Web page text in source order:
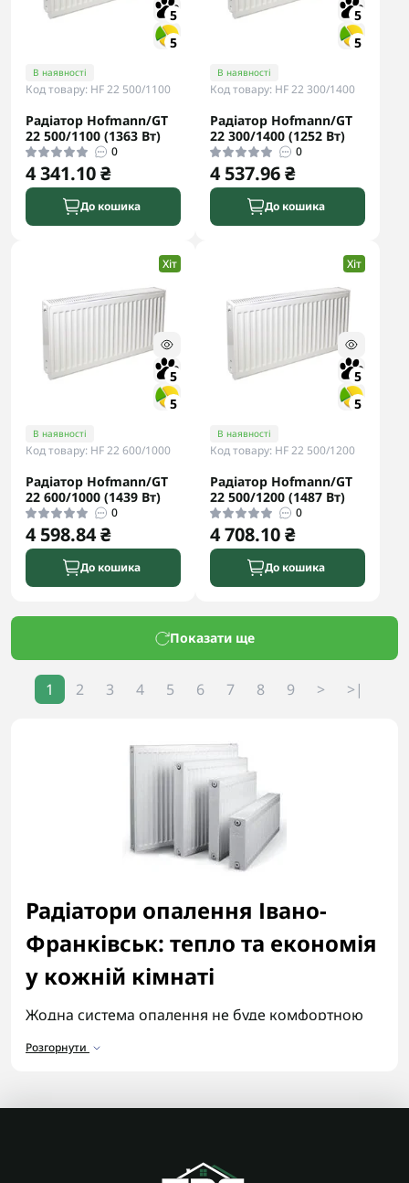
5
5
В наявності
Код товару: HF 22 500/1100
Радіатор Hofmann/GT
22 500/1100 (1363 Вт)
0
4 341.10 ₴
До кошика
5
5
В наявності
Код товару: HF 22 300/1400
Радіатор Hofmann/GT
22 300/1400 (1252 Вт)
0
4 537.96 ₴
До кошика
Хіт
5
5
В наявності
Код товару: HF 22 600/1000
Радіатор Hofmann/GT
22 600/1000 (1439 Вт)
0
4 598.84 ₴
До кошика
Хіт
5
5
В наявності
Код товару: HF 22 500/1200
Радіатор Hofmann/GT
22 500/1200 (1487 Вт)
0
4 708.10 ₴
До кошика
Показати ще
1 2 3 4 5 6 7 8 9 > >|
Радіатори опалення Івано-
Франківськ: тепло та економія
у кожній кімнаті
Жодна система опалення не буде комфортною
того, які радіатори опалення Івано-Франківськ ви
опалення, а підібрати рішення під конкретне
Розгорнути